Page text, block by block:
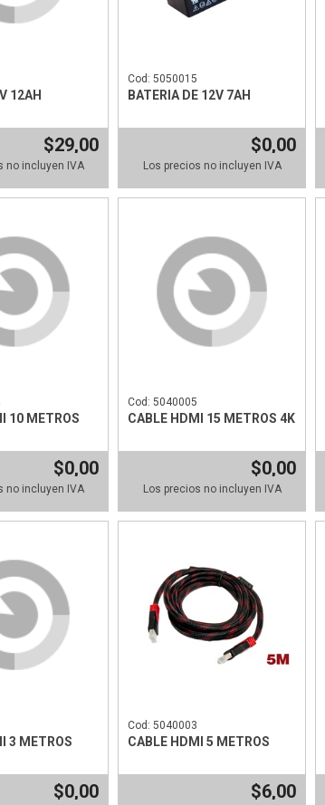
12AH
$29,00
no incluyen IVA
Cod: 5050015
BATERIA DE 12V 7AH
$0,00
Los precios no incluyen IVA
10 METROS
$0,00
no incluyen IVA
Cod: 5040005
CABLE HDMI 15 METROS 4K
$0,00
Los precios no incluyen IVA
3 METROS
$0,00
Cod: 5040003
CABLE HDMI 5 METROS
$6,00